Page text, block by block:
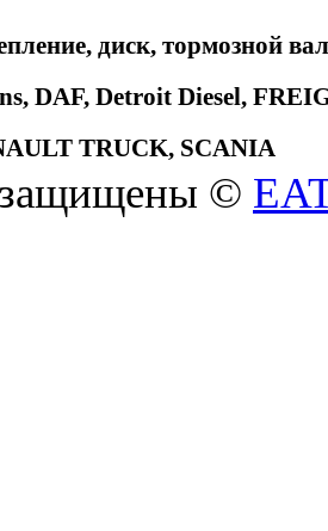
диск, тормозной
DAF, Detroit Diesel,
TRUCK, SCANIA
защищены ©